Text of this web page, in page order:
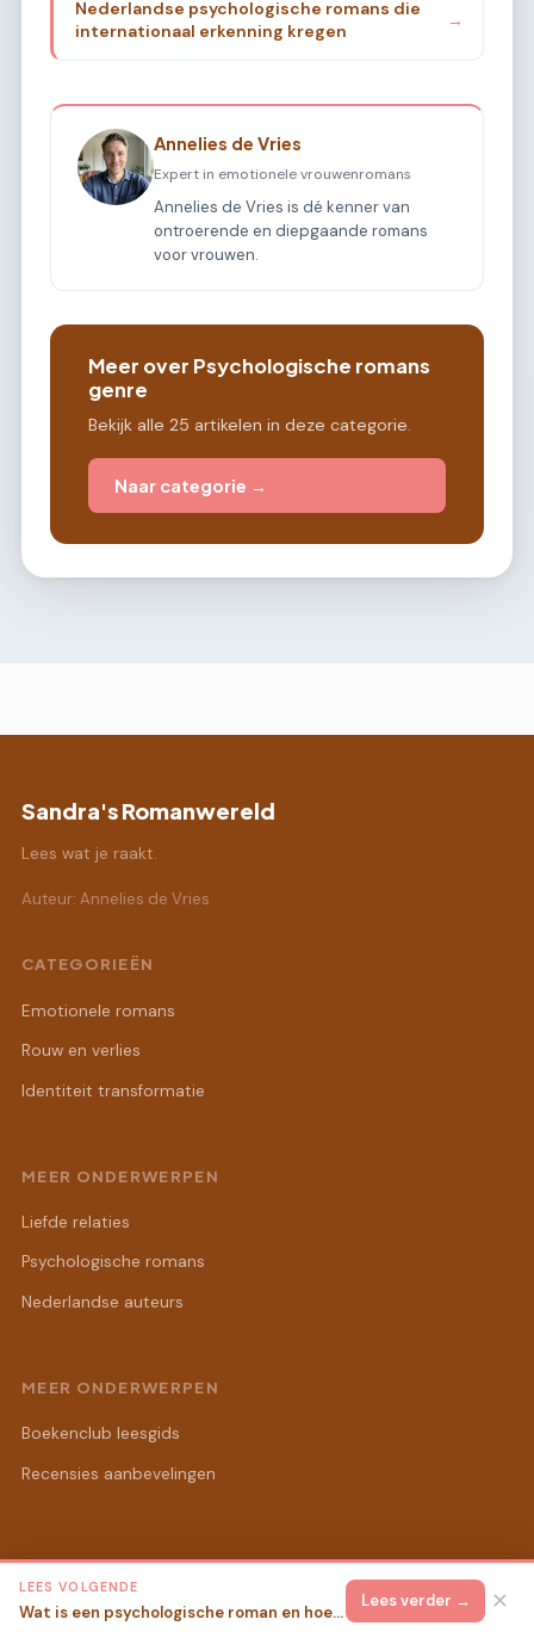
Nederlandse psychologische romans die
internationaal erkenning kregen
→
Annelies de Vries
Expert in emotionele vrouwenromans
Annelies de Vries is dé kenner van
ontroerende en diepgaande romans
voor vrouwen.
Meer over Psychologische romans
genre
Bekijk alle 25 artikelen in deze categorie.
Naar categorie →
Sandra's Romanwereld
Lees wat je raakt.
Auteur: Annelies de Vries
CATEGORIEËN
Emotionele romans
Rouw en verlies
Identiteit transformatie
MEER ONDERWERPEN
Liefde relaties
Psychologische romans
Nederlandse auteurs
MEER ONDERWERPEN
Boekenclub leesgids
Recensies aanbevelingen
© 2026 Sandra's Romanwereld Alle rechten voorbehouden.
LEES VOLGENDE
Wat is een psychologische roman en hoe herken je die?
Lees verder → ✕